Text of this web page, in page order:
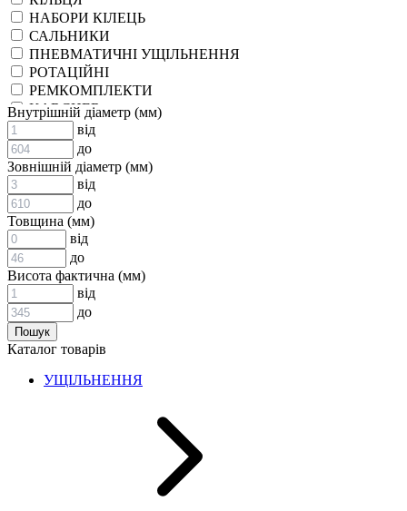
НАБОРИ КІЛЕЦЬ
САЛЬНИКИ
ПНЕВМАТИЧНІ УЩІЛЬНЕННЯ
РОТАЦІЙНІ
РЕМКОМПЛЕКТИ
KARCHER
EPDM
СПЕЦІАЛЬНІ
ВСТАВКИ МУФТ (ЗІРОЧКИ)
ГІДРАВЛІКА
АДАПТЕРИ
КЛАПАНИ
КРАНИ, ДИВЕРТОРИ
ГІДРОРОЗПОДІЛЬНИКИ
Внутрішній діаметр (мм)
від
до
Зовнішній діаметр (мм)
від
до
Товщина (мм)
від
до
Висота фактична (мм)
від
до
Каталог товарів
УЩІЛЬНЕННЯ